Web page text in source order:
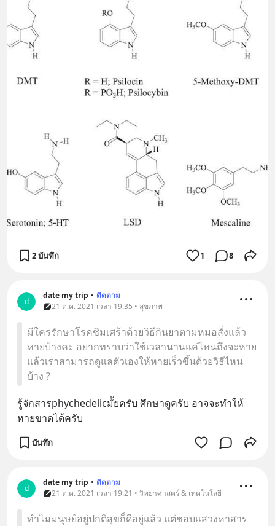
2 บันทึก 1 8
d
date my trip • ติดตาม
21 ต.ค. 2021 เวลา 19:35 • สุขภาพ
มีใครรักษาโรคซึมเศร้าด้วยวิธีกินยาตามหมอสั่งแล้ว
หายบ้างคะ อยากทราบว่าใช้เวลานานแค่ไหนถึงจะหาย
แล้วเราสามารถดูแลตัวเองให้หายเร็วขึ้นด้วยวิธีไหน
บ้าง ?
รู้จักสารphychedelicมั้ยครับ ศึกษาดูครับ อาจจะทำให้
หายขาดได้ครับ
บันทึก
d
date my trip • ติดตาม
21 ต.ค. 2021 เวลา 19:21 • วิทยาศาสตร์ & เทคโนโลยี
ทำไมมนุษย์อยู่ปกติสุขก็ดีอยู่แล้ว แต่ชอบแสวงหาสาร